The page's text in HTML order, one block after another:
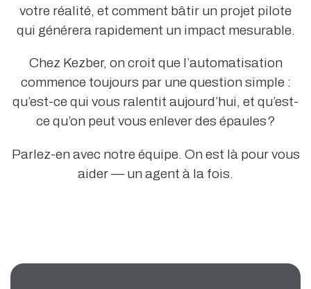
votre réalité, et comment bâtir un projet pilote
qui générera rapidement un impact mesurable.
Chez Kezber, on croit que l’automatisation
commence toujours par une question simple :
qu’est-ce qui vous ralentit aujourd’hui, et qu’est-
ce qu’on peut vous enlever des épaules ?
Parlez-en avec notre équipe. On est là pour vous
aider — un agent à la fois.